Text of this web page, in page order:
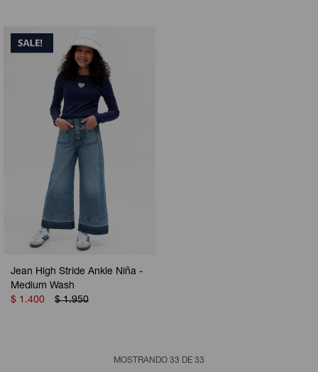
Jean High Stride Ankle Niña -
Medium Wash
$ 1.400 $ 1.950
MOSTRANDO 33 DE 33